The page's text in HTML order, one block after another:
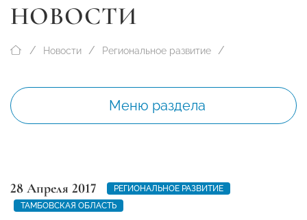
НОВОСТИ
Новости Региональное развитие
Меню раздела
28 Апреля 2017
РЕГИОНАЛЬНОЕ РАЗВИТИЕ
ТАМБОВСКАЯ ОБЛАСТЬ